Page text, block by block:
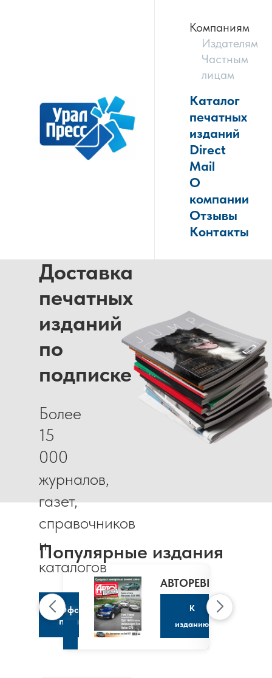
Компаниям
Издателям
Частным
лицам
Каталог
печатных
изданий
Direct
Mail
О
компании
Отзывы
Контакты
Доставка
печатных
изданий
по
подписке
Более
15
000
журналов,
газет,
справочников
и
каталогов
Оформить
подписку
Популярные издания
MARIE
CLAIRE
МАРИ
КЛЭР
АВТОРЕВЮ
К
изданию